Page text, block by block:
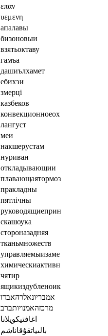
επαν
υεμενη
апалавы
бизоновыи
взятьоктаву
гамъа
дашиълхамет
ебихэи
змерці
казбеков
конвекционноеох
лангуст
меи
накшерустам
нуриван
откладывающии
плавающаятормоз
пракладны
пятлічны
руководящиеприн
скашоука
стороназадняя
тканьмножеств
управляемыизаме
химическиактивн
чятир
ящикиздубленоик
אמבריונאלרהאבדו
מרכזהאמנויותברב
اغافتيكويلانا
بالىياتقۇقاناشم